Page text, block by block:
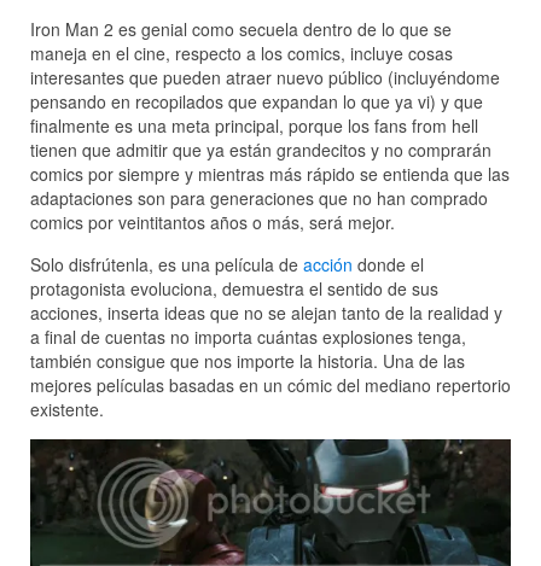
Iron Man 2 es genial como secuela dentro de lo que se
maneja en el cine, respecto a los comics, incluye cosas
interesantes que pueden atraer nuevo público (incluyéndome
pensando en recopilados que expandan lo que ya vi) y que
finalmente es una meta principal, porque los fans from hell
tienen que admitir que ya están grandecitos y no comprarán
comics por siempre y mientras más rápido se entienda que las
adaptaciones son para generaciones que no han comprado
comics por veintitantos años o más, será mejor.
Solo disfrútenla, es una película de acción donde el
protagonista evoluciona, demuestra el sentido de sus
acciones, inserta ideas que no se alejan tanto de la realidad y
a final de cuentas no importa cuántas explosiones tenga,
también consigue que nos importe la historia. Una de las
mejores películas basadas en un cómic del mediano repertorio
existente.